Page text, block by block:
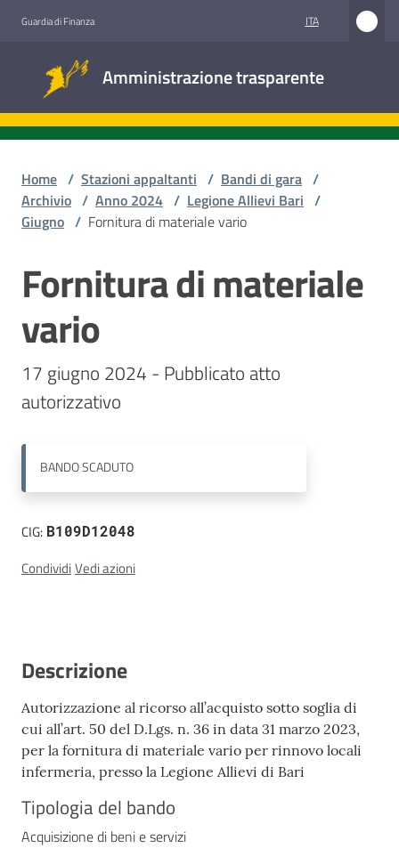
Guardia di Finanza ITA
Amministrazione trasparente
trasparente
Accesso
Stazioni
appaltanti
Contatti
Home / Stazioni appaltanti / Bandi di gara /
Archivio / Anno 2024 / Legione Allievi Bari /
Giugno / Fornitura di materiale vario
Salta al contenuto
Fornitura di materiale
vario
17 giugno 2024 - Pubblicato atto
autorizzativo
BANDOSCADUTO
CIG: B109D12048
CondividiVedi azioni
Descrizione
Autorizzazione al ricorso all’acquisto sotto soglia di
cui all’art. 50 del D.Lgs. n. 36 in data 31 marzo 2023,
per la fornitura di materiale vario per rinnovo locali
infermeria, presso la Legione Allievi di Bari
Tipologia del bando
Acquisizione di beni e servizi